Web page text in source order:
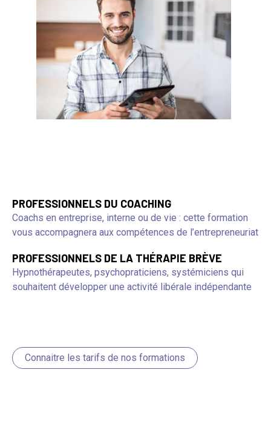
PROFESSIONNELS DU COACHING
Coachs en entreprise, interne ou de vie : cette formation
vous accompagnera aux compétences de l’entrepreneuriat
PROFESSIONNELS DE LA THÉRAPIE BRÈVE
Hypnothérapeutes, psychopraticiens, systémiciens qui
souhaitent développer une activité libérale indépendante
Connaitre les tarifs de nos formations